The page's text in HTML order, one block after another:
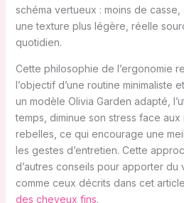
schéma vertueux : moins de
une texture plus légère, réelle
quotidien.
Cette philosophie de l’ergonomie
l’objectif d’une routine minimaliste
un modèle Olivia Garden adapté,
temps, diminue son stress face
rebelles, ce qui encourage une
les gestes d’entretien. Cette
d’autres conseils pour apporter du
comme ceux décrits dans cet
des cheveux fins.